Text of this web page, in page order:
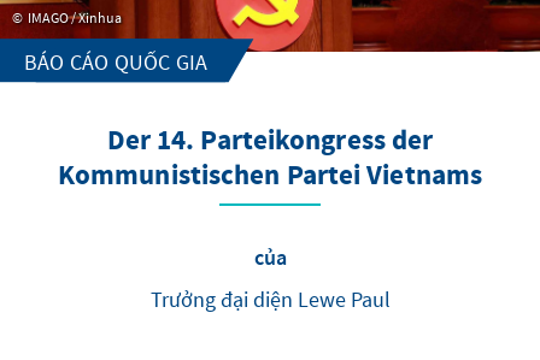
IMAGO / Xinhua
BÁO CÁO QUỐC GIA
Der 14. Parteikongress der
Kommunistischen Partei Vietnams
của
Trưởng đại diện Lewe Paul